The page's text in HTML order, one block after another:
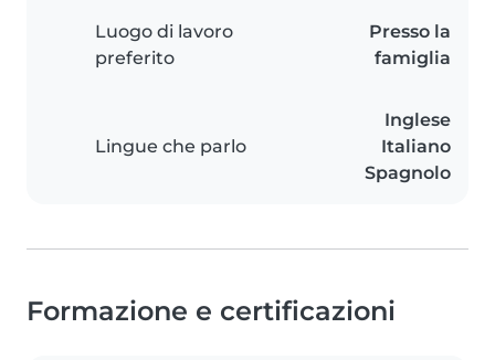
Luogo di lavoro
preferito
Presso la
famiglia
Lingue che parlo
Inglese
Italiano
Spagnolo
Formazione e certificazioni